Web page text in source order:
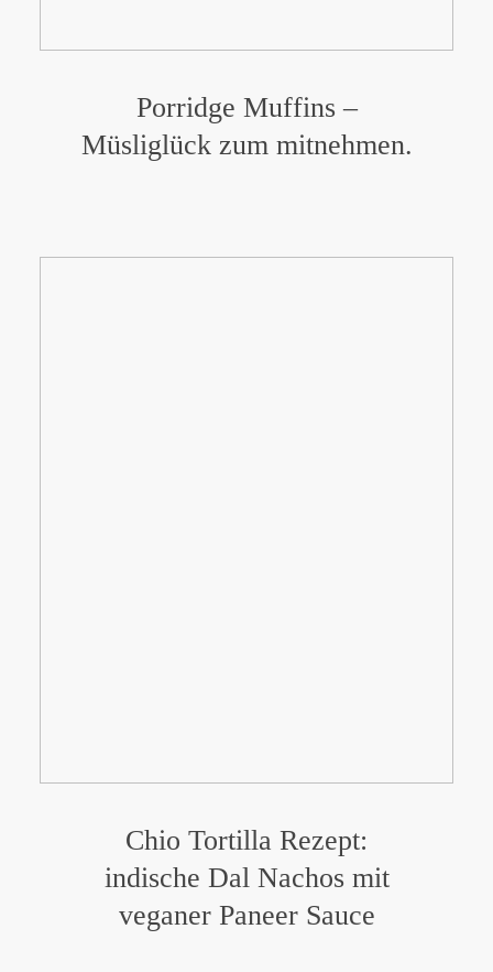
Porridge Muffins –
Müsliglück zum mitnehmen.
Chio Tortilla Rezept:
indische Dal Nachos mit
veganer Paneer Sauce